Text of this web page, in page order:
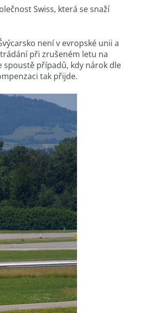
Swiss, která se snaží
není v evropské unii a
při zrušeném letu na
spoustě případů, kdy nárok dle
tak přijde.